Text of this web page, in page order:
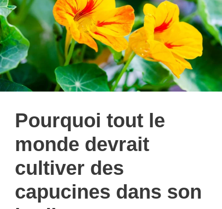
Pourquoi tout le
monde devrait
cultiver des
capucines dans son